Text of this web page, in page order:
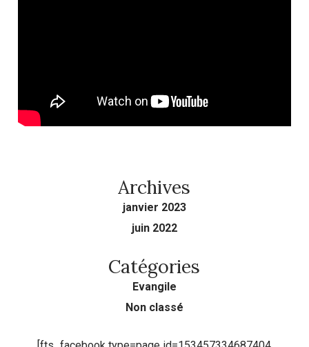
Archives
janvier 2023
juin 2022
Catégories
Evangile
Non classé